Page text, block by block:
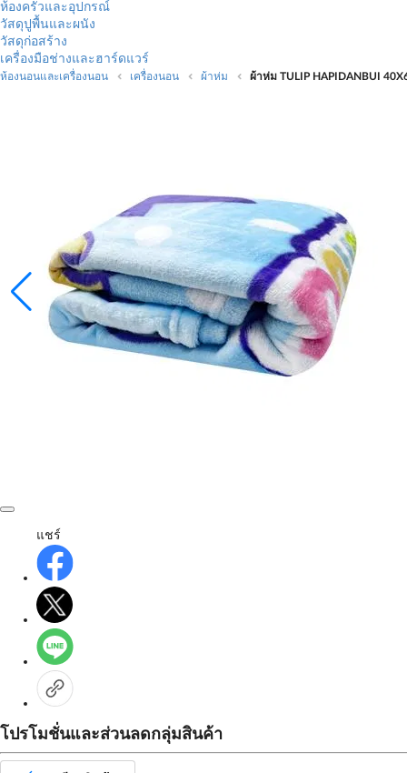
ห้องครัวและอุปกรณ์
วัสดุปูพื้นและผนัง
วัสดุก่อสร้าง
เครื่องมือช่างและฮาร์ดแวร์
ห้องนอนและเครื่องนอน เครื่องนอน ผ้าห่ม ผ้าห่ม TULIP HAPIDANBUI
แชร์
โปรโมชั่นและส่วนลดกลุ่มสินค้า